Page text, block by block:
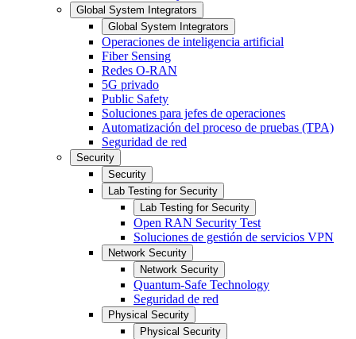
Global System Integrators
Global System Integrators
Operaciones de inteligencia artificial
Fiber Sensing
Redes O-RAN
5G privado
Public Safety
Soluciones para jefes de operaciones
Automatización del proceso de pruebas (TPA)
Seguridad de red
Security
Security
Lab Testing for Security
Lab Testing for Security
Open RAN Security Test
Soluciones de gestión de servicios VPN
Network Security
Network Security
Quantum-Safe Technology
Seguridad de red
Physical Security
Physical Security